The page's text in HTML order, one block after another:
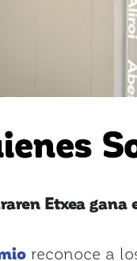
Etxea gana
reconoce a